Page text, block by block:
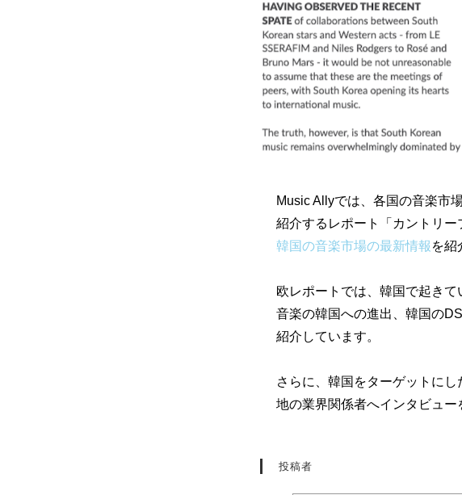
Music Allyでは、各国の音楽市
紹介するレポート「カントリー
韓国の音楽市場の最新情報 を紹
欧レポートでは、韓国で起き
音楽の韓国への進出、韓国の
紹介しています。
さらに、韓国をターゲットに
地の業界関係者へインタビュー
投稿者